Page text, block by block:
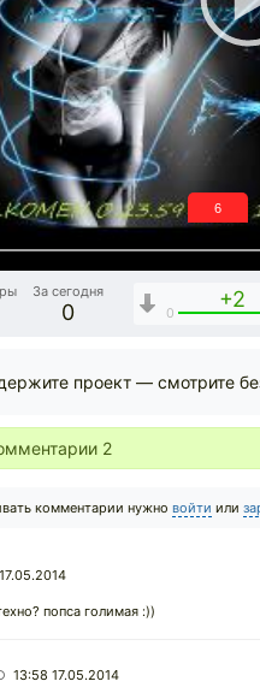
6
За сегодня
0
+2
0
проект — смотрите
2
комментарии нужно войти или
попса голимая :))
13:58 17.05.2014